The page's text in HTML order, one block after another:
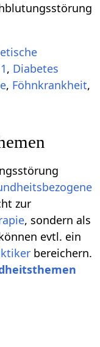
, Diabetes
, Föhnkrankheit,
zur
, sondern als
evtl. ein
bereichern.